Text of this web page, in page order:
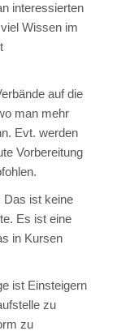
interessierten
Wissen im
auf die
man mehr
Evt. werden
Vorbereitung
Das ist keine
Es ist eine
in Kursen
ist Einsteigern
zu
zu